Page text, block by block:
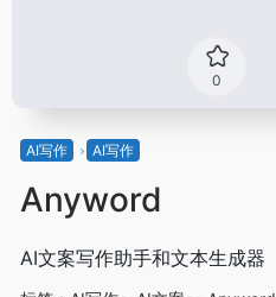
0
AI写作 AI写作
Anyword
AI文案写作助手和文本生成器